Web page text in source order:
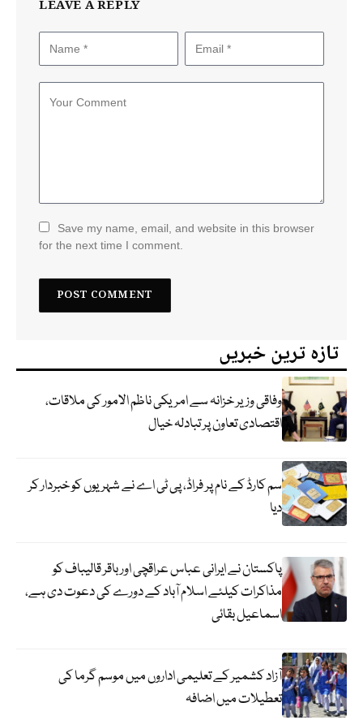
LEAVE A REPLY
Save my name, email, and website in this browser
for the next time I comment.
تازہ ترین خبریں
وفاقی وزیر خزانہ سے امریکی ناظم الامور کی ملاقات،
اقتصادی تعاون پر تبادلہ خیال
سم کارڈ کے نام پر فراڈ، پی ٹی اے نے شہریوں کو خبردار کر
دیا
پاکستان نے ایرانی عباس عراقچی اورباقر قالیباف کو
مذاکرات کیلئے اسلام آباد کے دورے کی دعوت دی ہے،
اسماعیل بقائی
آزاد کشمیر کے تعلیمی اداروں میں موسم گرما کی
تعطیلات میں اضافہ